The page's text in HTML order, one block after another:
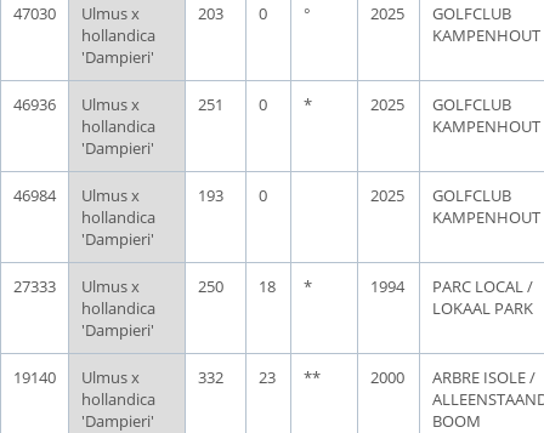
47030
Ulmus x
hollandica
'Dampieri'
203 0 ° 2025
GOLFCLUB
KAMPENHOUT
46936
Ulmus x
hollandica
'Dampieri'
251 0 * 2025
GOLFCLUB
KAMPENHOUT
46984
Ulmus x
hollandica
'Dampieri'
193 0 2025
GOLFCLUB
KAMPENHOUT
27333
Ulmus x
hollandica
'Dampieri'
250 18 * 1994
PARC LOCAL /
LOKAAL PARK
19140
Ulmus x
hollandica
'Dampieri'
332 23 ** 2000
ARBRE ISOLE /
BOOM